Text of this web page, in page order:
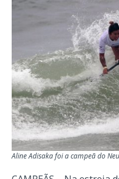
Aline Adisaka foi a campeã do